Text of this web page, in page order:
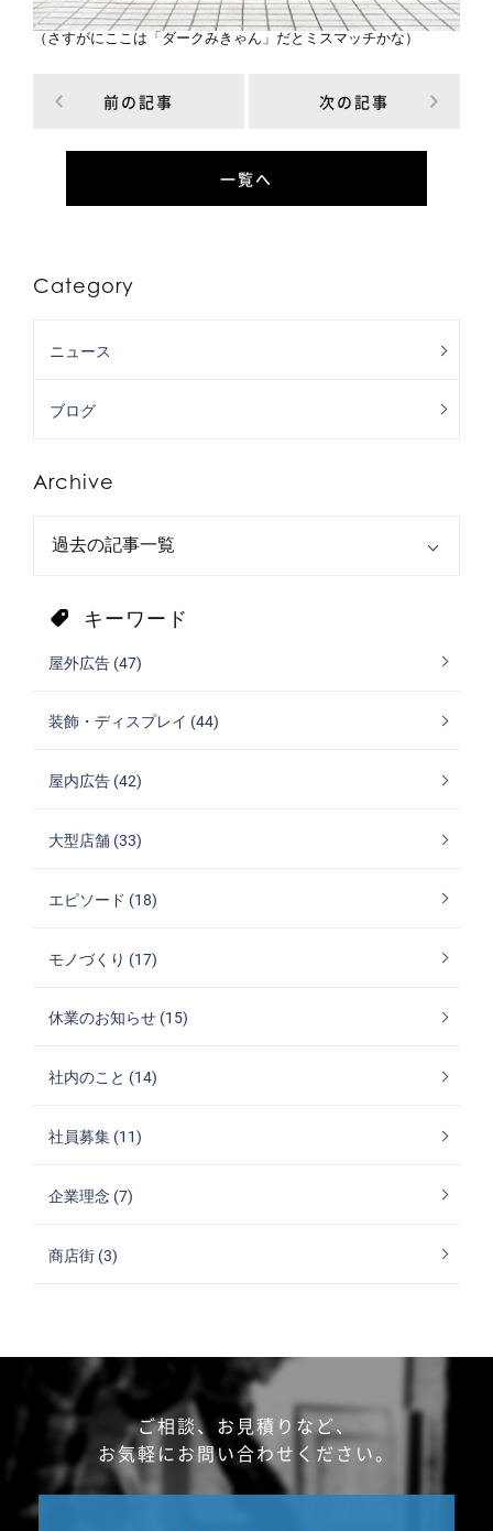
（さすがにここは「ダークみきゃん」だとミスマッチかな）
前の記事 次の記事
一覧へ
Category
ニュース
ブログ
Archive
キーワード
屋外広告 (47)
装飾・ディスプレイ (44)
屋内広告 (42)
大型店舗 (33)
エピソード (18)
モノづくり (17)
休業のお知らせ (15)
社内のこと (14)
社員募集 (11)
企業理念 (7)
商店街 (3)
ご相談、お見積りなど、
お気軽にお問い合わせください。